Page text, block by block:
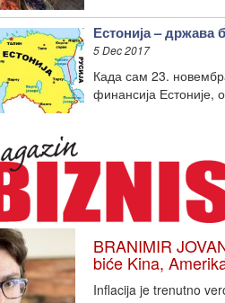
Естонија – држава
5 Dec 2017
Када сам 23.
финансија Естоније,
BRANIMIR
biće Kina,
Inflacija je trenutno